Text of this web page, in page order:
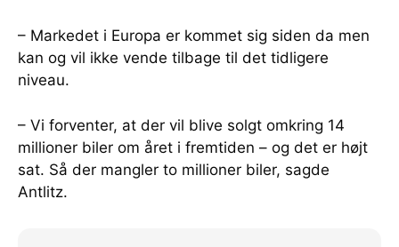
– Markedet i Europa er kommet sig siden da men
kan og vil ikke vende tilbage til det tidligere
niveau.
– Vi forventer, at der vil blive solgt omkring 14
millioner biler om året i fremtiden – og det er højt
sat. Så der mangler to millioner biler, sagde
Antlitz.